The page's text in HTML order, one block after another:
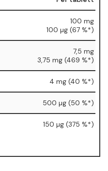
100 mg
⁠100 µg (67 %*)
7,5 mg
⁠3,75 mg (469 %*)
4 mg (40 %*)
500 µg (50 %*)
150 µg (375 %*)